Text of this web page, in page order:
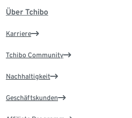
Über Tchibo
Karriere
Tchibo Community
Nachhaltigkeit
Geschäftskunden